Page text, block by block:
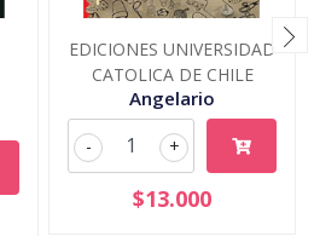
EDICIONES UNIVERSIDAD
CATOLICA DE CHILE
Angelario
+
-
$13.000